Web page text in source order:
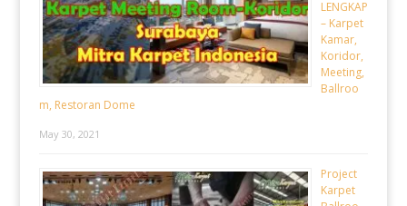
LENGKAP
– Karpet
Kamar,
Koridor,
Meeting,
Ballroo
m, Restoran Dome
May 30, 2021
Project
Karpet